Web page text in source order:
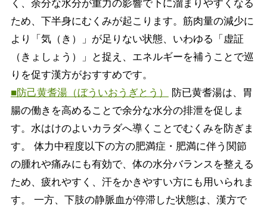
く、余分な水分が重力の影響で下に溜まりやすくなる
ため、下半身にむくみが起こります。筋肉量の減少に
より「気（き）」が足りない状態、いわゆる「虚証
（きょしょう）」と捉え、エネルギーを補うことで巡
りを促す漢方がおすすめです。
■防己黄耆湯（ぼういおうぎとう）
防已黄耆湯は、胃
腸の働きを高めることで余分な水分の排泄を促しま
す。水はけのよいカラダへ導くことでむくみを防ぎま
す。 体力中程度以下の方の肥満症・肥満に伴う関節
の腫れや痛みにも有効で、体の水分バランスを整える
ため、疲れやすく、汗をかきやすい方にも用いられま
す。 一方、下肢の静脈血が停滞した状態は、漢方で